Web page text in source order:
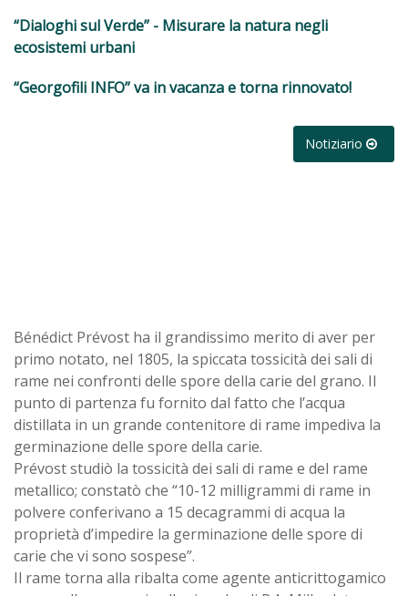
“Dialoghi sul Verde” - Misurare la natura negli
ecosistemi urbani
“Georgofili INFO” va in vacanza e torna rinnovato!
Notiziario
Bénédict Prévost ha il grandissimo merito di aver per
primo notato, nel 1805, la spiccata tossicità dei sali di
rame nei confronti delle spore della carie del grano. Il
punto di partenza fu fornito dal fatto che l’acqua
distillata in un grande contenitore di rame impediva la
germinazione delle spore della carie.
Prévost studiò la tossicità dei sali di rame e del rame
metallico; constatò che “10-12 milligrammi di rame in
polvere conferivano a 15 decagrammi di acqua la
proprietà d’impedire la germinazione delle spore di
carie che vi sono sospese”.
Il rame torna alla ribalta come agente anticrittogamico